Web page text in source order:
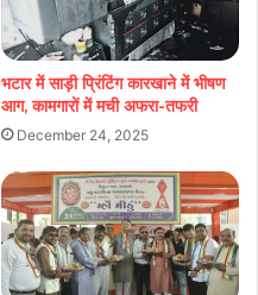
भटार में साड़ी प्रिंटिंग कारखाने में भीषण
आग, कामगारों में मची अफरा-तफरी
December 24, 2025